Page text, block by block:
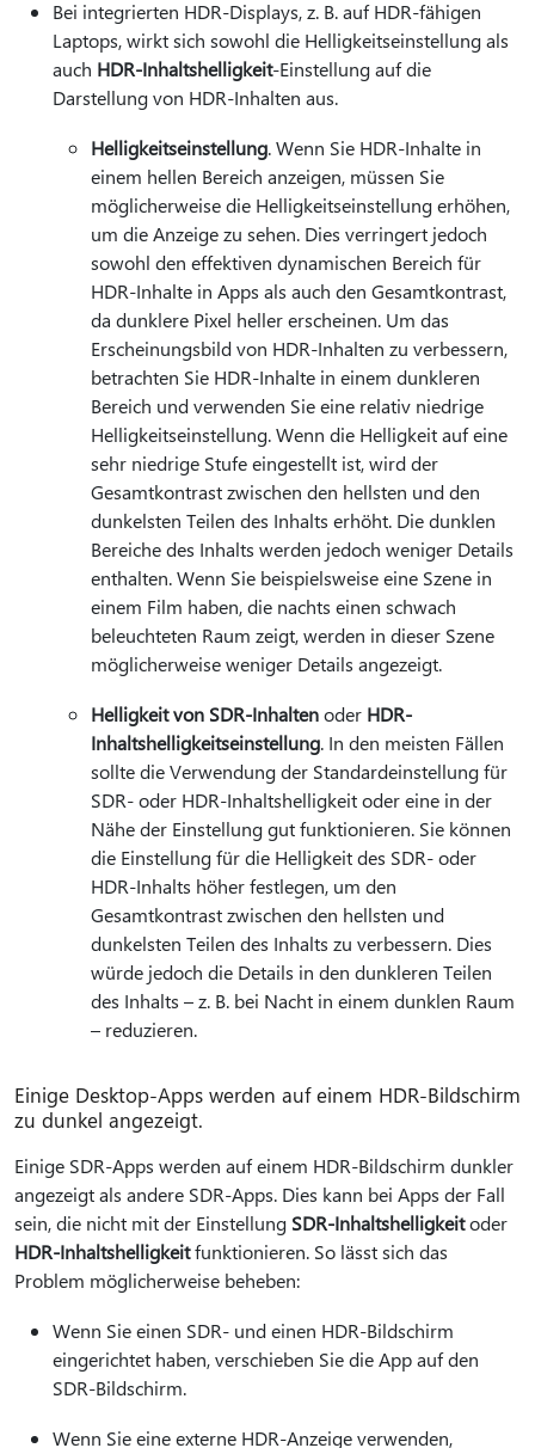
Bei integrierten HDR-Displays, z. B. auf HDR-fähigen
Laptops, wirkt sich sowohl die Helligkeitseinstellung als
auch HDR-Inhaltshelligkeit-Einstellung auf die
Darstellung von HDR-Inhalten aus.
Helligkeitseinstellung. Wenn Sie HDR-Inhalte in
einem hellen Bereich anzeigen, müssen Sie
möglicherweise die Helligkeitseinstellung erhöhen,
um die Anzeige zu sehen. Dies verringert jedoch
sowohl den effektiven dynamischen Bereich für
HDR-Inhalte in Apps als auch den Gesamtkontrast,
da dunklere Pixel heller erscheinen. Um das
Erscheinungsbild von HDR-Inhalten zu verbessern,
betrachten Sie HDR-Inhalte in einem dunkleren
Bereich und verwenden Sie eine relativ niedrige
Helligkeitseinstellung. Wenn die Helligkeit auf eine
sehr niedrige Stufe eingestellt ist, wird der
Gesamtkontrast zwischen den hellsten und den
dunkelsten Teilen des Inhalts erhöht. Die dunklen
Bereiche des Inhalts werden jedoch weniger Details
enthalten. Wenn Sie beispielsweise eine Szene in
einem Film haben, die nachts einen schwach
beleuchteten Raum zeigt, werden in dieser Szene
möglicherweise weniger Details angezeigt.
Helligkeit von SDR-Inhaltenoder HDR-
Inhaltshelligkeitseinstellung. In den meisten Fällen
sollte die Verwendung der Standardeinstellung für
SDR- oder HDR-Inhaltshelligkeit oder eine in der
Nähe der Einstellung gut funktionieren. Sie können
die Einstellung für die Helligkeit des SDR- oder
HDR-Inhalts höher festlegen, um den
Gesamtkontrast zwischen den hellsten und
dunkelsten Teilen des Inhalts zu verbessern. Dies
würde jedoch die Details in den dunkleren Teilen
des Inhalts – z. B. bei Nacht in einem dunklen Raum
– reduzieren.
Einige Desktop-Apps werden auf einem HDR-Bildschirm
zu dunkel angezeigt.
Einige SDR-Apps werden auf einem HDR-Bildschirm dunkler
angezeigt als andere SDR-Apps. Dies kann bei Apps der Fall
sein, die nicht mit der Einstellung SDR-Inhaltshelligkeitoder
HDR-Inhaltshelligkeitfunktionieren. So lässt sich das
Problem möglicherweise beheben:
Wenn Sie einen SDR- und einen HDR-Bildschirm
eingerichtet haben, verschieben Sie die App auf den
SDR-Bildschirm.
Wenn Sie eine externe HDR-Anzeige verwenden,